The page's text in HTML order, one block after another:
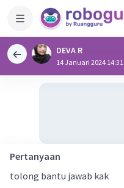
DEVA R
14 Januari 2024 14:31
Pertanyaan
tolong bantu jawab kak